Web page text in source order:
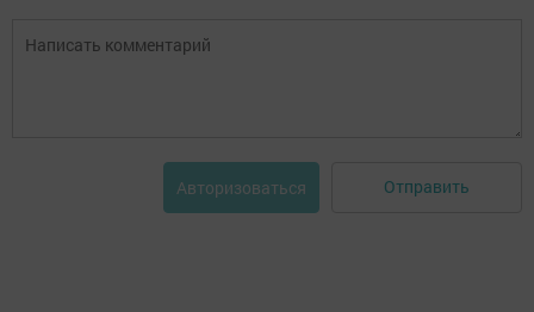
Авторизоваться Отправить